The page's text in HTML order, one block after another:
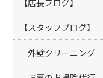
【店長ブログ】
【スタッフブログ】
外壁クリーニング